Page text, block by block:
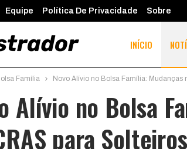
Equipe Política De Privacidade Sobre
INÍCIO
Família Novo Alívio no Bolsa Família: Mudanças
Alívio no Bolsa
para Solteiros